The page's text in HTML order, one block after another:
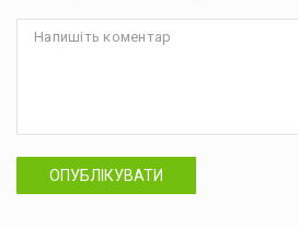
ОПУБЛІКУВАТИ